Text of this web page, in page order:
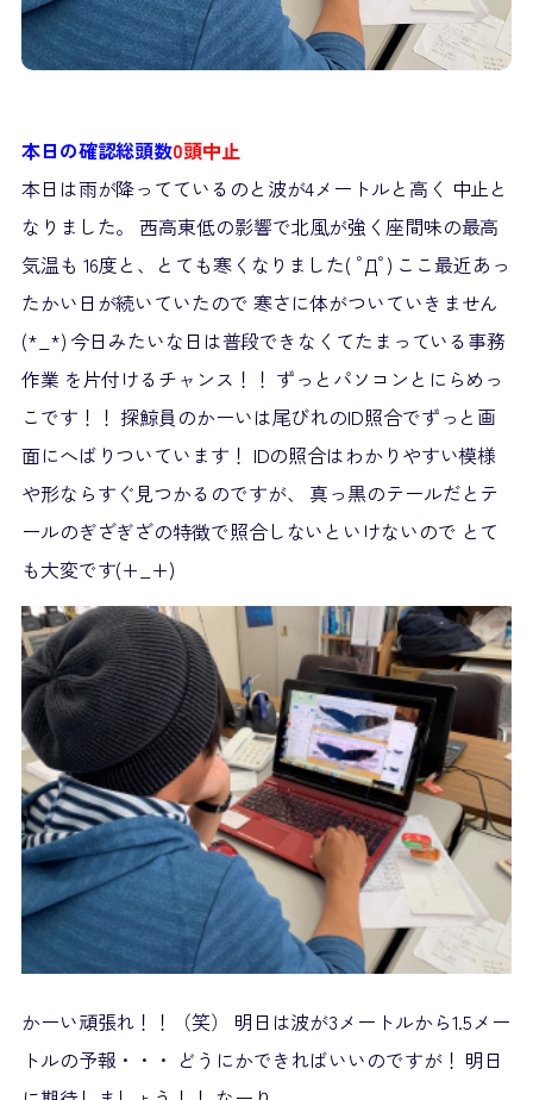
本日の確認総頭数0頭中止
本日は雨が降ってているのと波が4メートルと高く 中止と
なりました。 西高東低の影響で北風が強く座間味の最高
気温も 16度と、とても寒くなりました( ﾟДﾟ) ここ最近あっ
たかい日が続いていたので 寒さに体がついていきません
(*_*) 今日みたいな日は普段できなくてたまっている事務
作業 を片付けるチャンス！！ ずっとパソコンとにらめっ
こです！！ 探鯨員のかーいは尾びれのID照合でずっと画
面にへばりついています！ IDの照合はわかりやすい模様
や形ならすぐ見つかるのですが、 真っ黒のテールだとテ
ールのぎざぎざの特徴で照合しないといけないので とて
も大変です(+_+)
かーい頑張れ！！（笑） 明日は波が3メートルから1.5メー
トルの予報・・・ どうにかできればいいのですが！ 明日